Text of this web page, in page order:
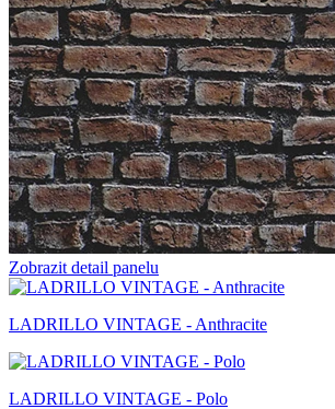
Zobrazit detail panelu
LADRILLO VINTAGE - Anthracite
LADRILLO VINTAGE - Polo